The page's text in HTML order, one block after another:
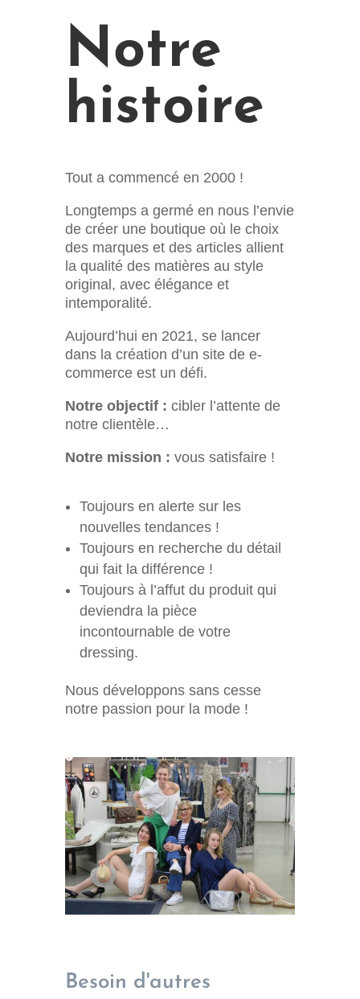
Notre
histoire
Tout a commencé en 2000 !
Longtemps a germé en nous l’envie
de créer une boutique où le choix
des marques et des articles allient
la qualité des matières au style
original, avec élégance et
intemporalité.
Aujourd’hui en 2021, se lancer
dans la création d’un site de e-
commerce est un défi.
Notre objectif : cibler l’attente de
notre clientèle…
Notre mission : vous satisfaire !
Toujours en alerte sur les
nouvelles tendances !
Toujours en recherche du détail
qui fait la différence !
Toujours à l’affut du produit qui
deviendra la pièce
incontournable de votre
dressing.
Nous développons sans cesse
notre passion pour la mode !
Besoin d'autres